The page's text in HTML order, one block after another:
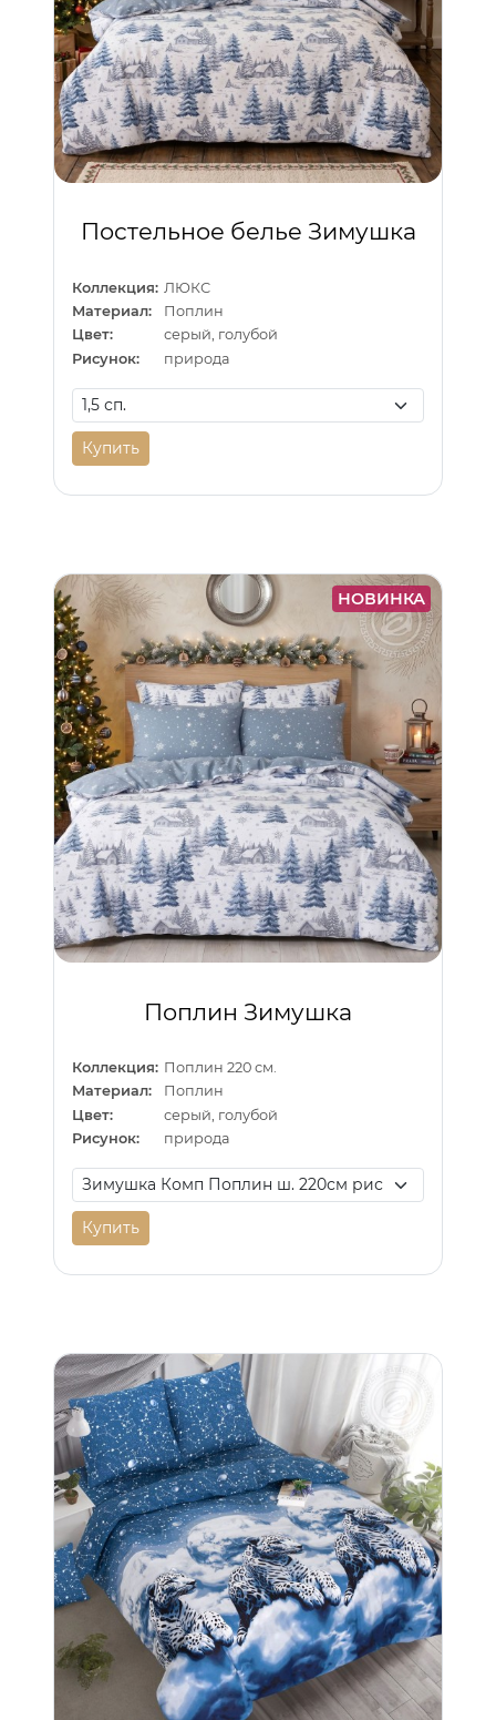
Постельное белье Зимушка
Коллекция: ЛЮКС
Материал:
Поплин
Цвет:
серый, голубой
Рисунок:
природа
Купить
НОВИНКА
Поплин Зимушка
Коллекция: Поплин 220 см.
Материал:
Поплин
Цвет:
серый, голубой
Рисунок:
природа
Купить